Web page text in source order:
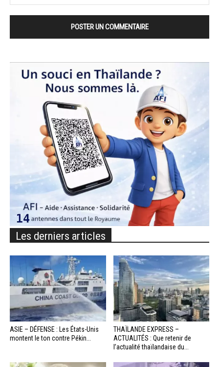
Les derniers articles
ASIE – DÉFENSE : Les États-Unis
montent le ton contre Pékin...
THAÏLANDE EXPRESS –
ACTUALITÉS : Que retenir de
l’actualité thaïlandaise du...